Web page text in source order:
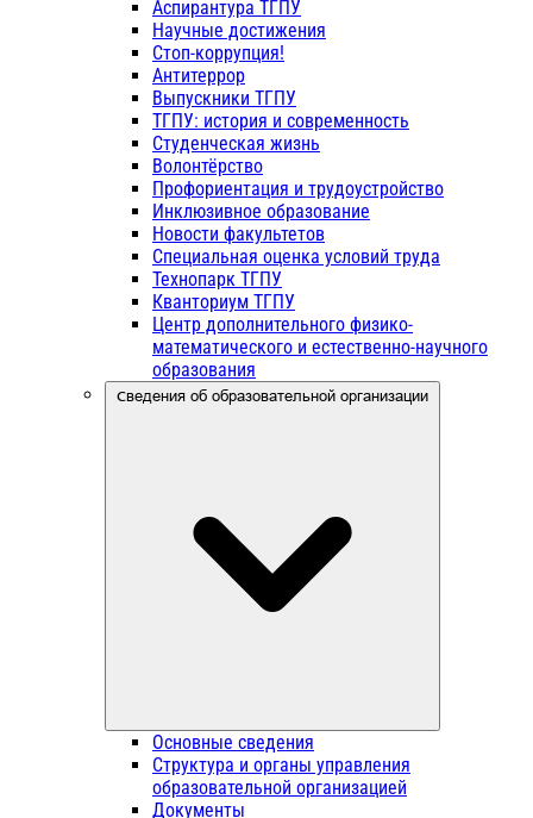
Аспирантура ТГПУ
Научные достижения
Стоп-коррупция!
Антитеррор
Выпускники ТГПУ
ТГПУ: история и современность
Студенческая жизнь
Волонтёрство
Профориентация и трудоустройство
Инклюзивное образование
Новости факультетов
Специальная оценка условий труда
Технопарк ТГПУ
Кванториум ТГПУ
Центр дополнительного физико-
математического и естественно-научного
образования
Сведения об образовательной организации
Основные сведения
Структура и органы управления
образовательной организацией
Документы